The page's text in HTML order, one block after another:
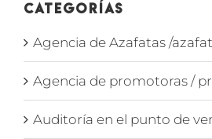
Categorías
Agencia de Azafatas /
Agencia de promotoras /
Auditoría en el punto de